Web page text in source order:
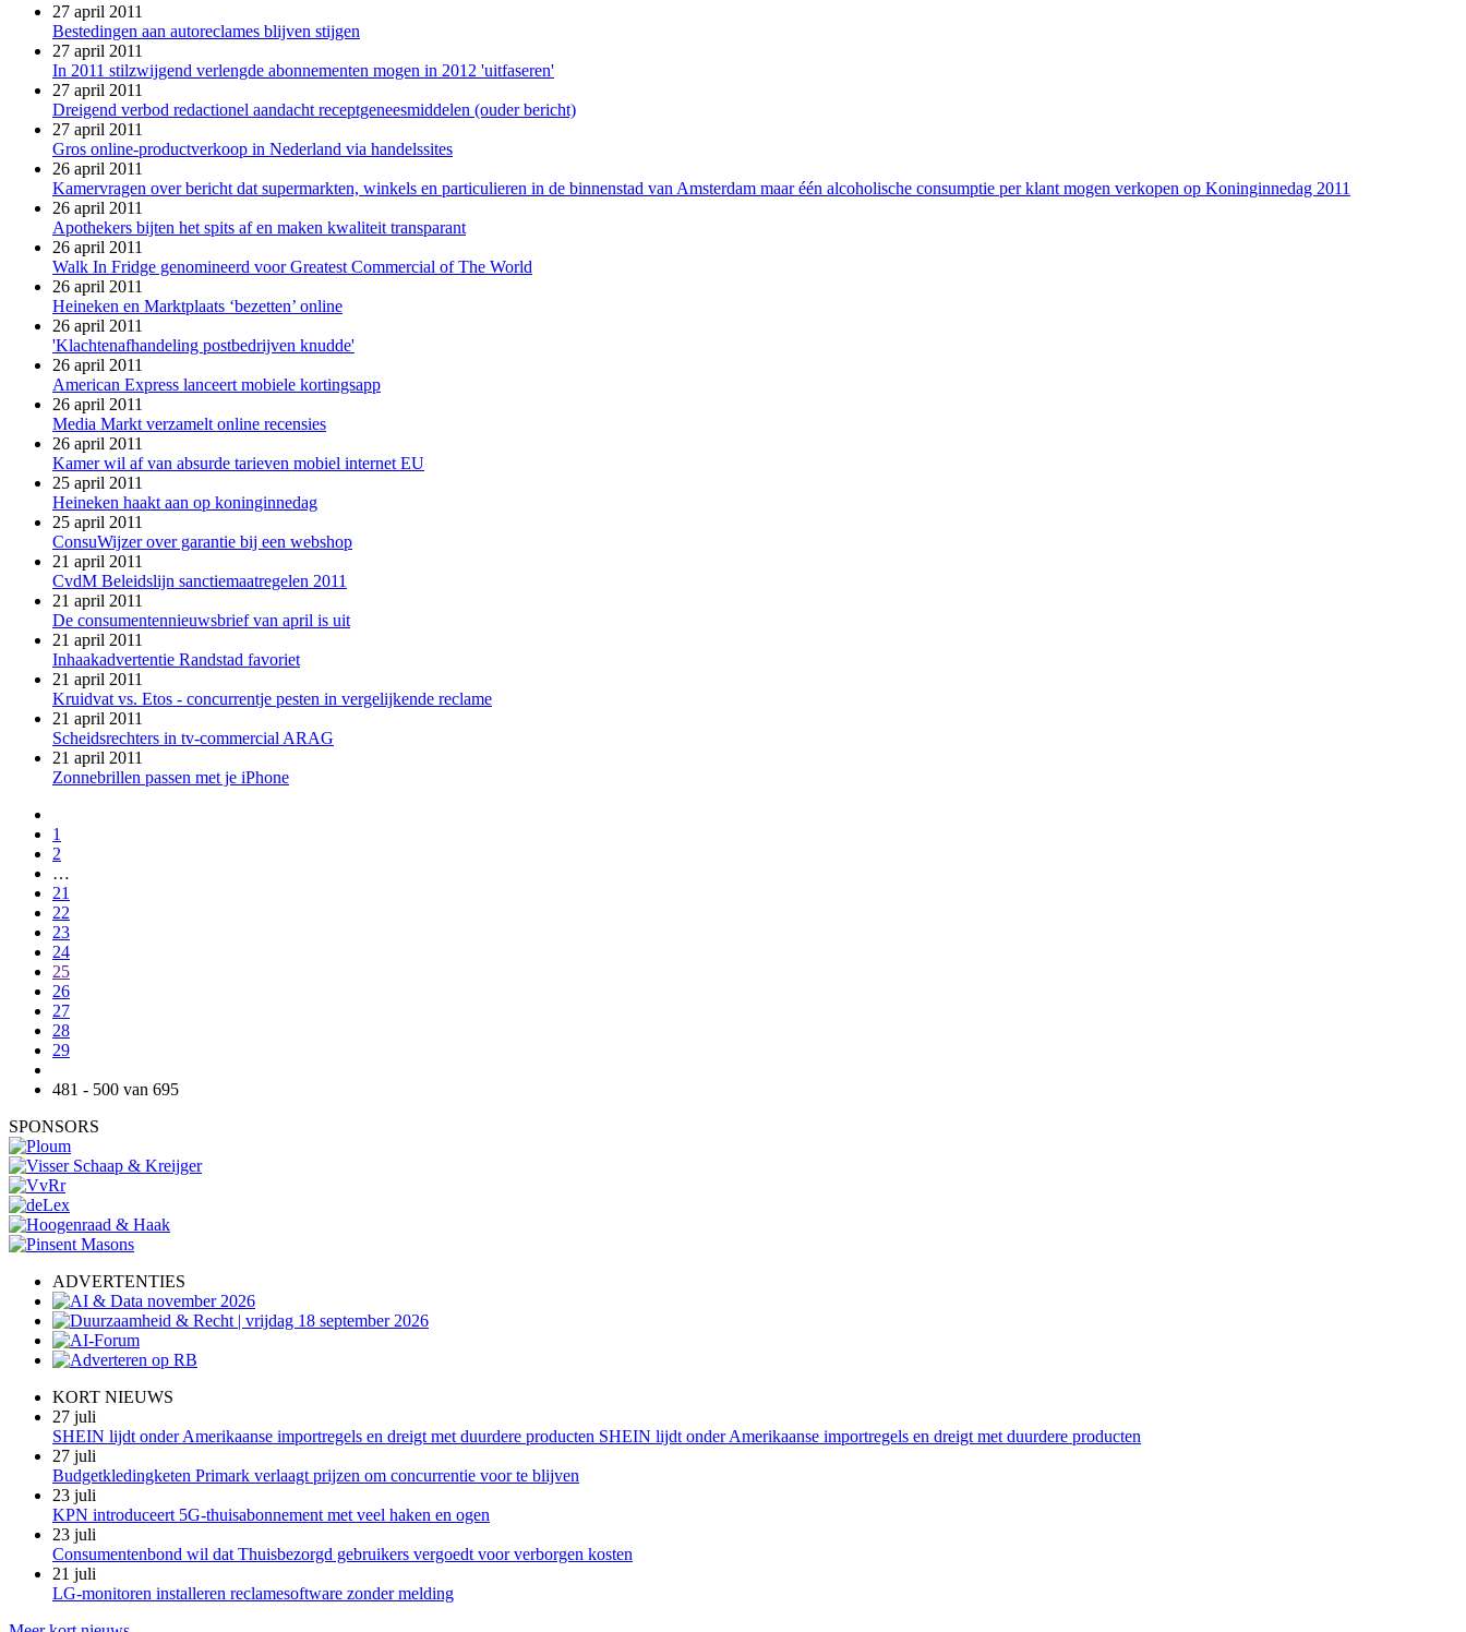
27 april 2011
Bestedingen aan autoreclames blijven stijgen
27 april 2011
In 2011 stilzwijgend verlengde abonnementen mogen in 2012 'uitfaseren'
27 april 2011
Dreigend verbod redactionel aandacht receptgeneesmiddelen (ouder bericht)
27 april 2011
Gros online-productverkoop in Nederland via handelssites
26 april 2011
Kamervragen over bericht dat supermarkten, winkels en particulieren in de binnenstad van Amsterdam maar één alcoholische consumptie per klant mogen verkopen op Koninginnedag 2011
26 april 2011
Apothekers bijten het spits af en maken kwaliteit transparant
26 april 2011
Walk In Fridge genomineerd voor Greatest Commercial of The World
26 april 2011
Heineken en Marktplaats ‘bezetten’ online
26 april 2011
'Klachtenafhandeling postbedrijven knudde'
26 april 2011
American Express lanceert mobiele kortingsapp
26 april 2011
Media Markt verzamelt online recensies
26 april 2011
Kamer wil af van absurde tarieven mobiel internet EU
25 april 2011
Heineken haakt aan op koninginnedag
25 april 2011
ConsuWijzer over garantie bij een webshop
21 april 2011
CvdM Beleidslijn sanctiemaatregelen 2011
21 april 2011
De consumentennieuwsbrief van april is uit
21 april 2011
Inhaakadvertentie Randstad favoriet
21 april 2011
Kruidvat vs. Etos - concurrentje pesten in vergelijkende reclame
21 april 2011
Scheidsrechters in tv-commercial ARAG
21 april 2011
Zonnebrillen passen met je iPhone
1
2
…
21
22
23
24
25
26
27
28
29
481 - 500 van 695
SPONSORS
ADVERTENTIES
KORT NIEUWS
27 juli
SHEIN lijdt onder Amerikaanse importregels en dreigt met duurdere producten SHEIN lijdt onder Amerikaanse importregels en dreigt met duurdere producten
27 juli
Budgetkledingketen Primark verlaagt prijzen om concurrentie voor te blijven
23 juli
KPN introduceert 5G-thuisabonnement met veel haken en ogen
23 juli
Consumentenbond wil dat Thuisbezorgd gebruikers vergoedt voor verborgen kosten
21 juli
LG-monitoren installeren reclamesoftware zonder melding